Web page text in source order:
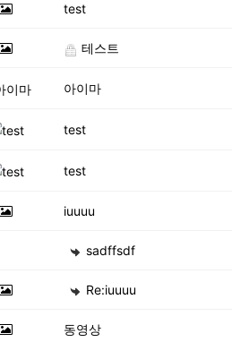
test
테스트
아이마
test
test
iuuuu
sadffsdf
Re:iuuuu
동영상